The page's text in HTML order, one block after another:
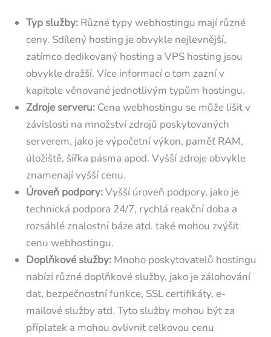
Typ služby: Různé typy webhostingu mají různé
ceny. Sdílený hosting je obvykle nejlevnější,
zatímco dedikovaný hosting a VPS hosting jsou
obvykle dražší. Více informací o tom zazní v
kapitole věnované jednotlivým typům hostingu.
Zdroje serveru: Cena webhostingu se může lišit v
závislosti na množství zdrojů poskytovaných
serverem, jako je výpočetní výkon, paměť RAM,
úložiště, šířka pásma apod. Vyšší zdroje obvykle
znamenají vyšší cenu.
Úroveň podpory:Vyšší úroveň podpory, jako je
technická podpora 24/7, rychlá reakční doba a
rozsáhlé znalostní báze atd. také mohou zvýšit
cenu webhostingu.
Doplňkové služby: Mnoho poskytovatelů hostingu
nabízí různé doplňkové služby, jako je zálohování
dat, bezpečnostní funkce, SSL certifikáty, e-
mailové služby atd. Tyto služby mohou být za
příplatek a mohou ovlivnit celkovou cenu